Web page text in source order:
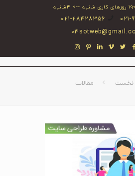
۰۲۱-۲۸۴۲۸۳۵۶
نخست مقالات